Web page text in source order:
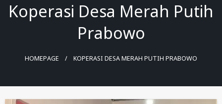
Koperasi Desa Merah Putih
Prabowo
HOMEPAGE KOPERASI DESA MERAH PUTIH PRABOWO